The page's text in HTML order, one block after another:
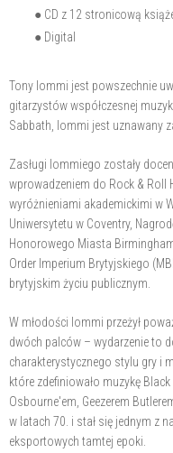
● CD z 12 stronicową
● Digital
Tony Iommi jest powszechnie
gitarzystów współczesnej
Sabbath, Iommi jest uznawany
Zasługi Iommiego zostały
wprowadzeniem do Rock &
wyróżnieniami akademickimi w
Uniwersytetu w Coventry,
Honorowego Miasta
Order Imperium Brytyjskiego
brytyjskim życiu publicznym.
W młodości Iommi przeżył
dwóch palców – wydarzenie to
charakterystycznego stylu gry i
które zdefiniowało muzykę
Osbourne'em, Geezerem
w latach 70. i stał się jednym z
eksportowych tamtej epoki.